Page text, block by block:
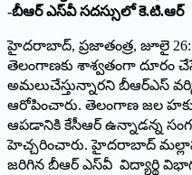
-బీఆర్ ఎస్‌వీ స‌ద‌స్సులో కె.టి.ఆర్‌
హైద‌రాబాద్‌, ప్ర‌జాతంత్ర‌, జూలై
తెలంగాణకు శాశ్వతంగా దూరం చేసే
అమలుచేస్తున్నారని బీఆర్ఎస్
ఆరోపించారు. తెలంగాణ జల
ఆపడానికి కేసీఆర్ ఉన్నాడన్న
హెచ్చరించారు. హైదరాబాద్
జరిగిన బీఆర్ ఎస్‌వీ విద్యార్థి